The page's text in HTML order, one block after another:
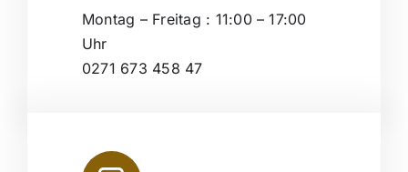
Montag – Freitag : 11:00 – 17:00
Uhr
0271 673 458 47